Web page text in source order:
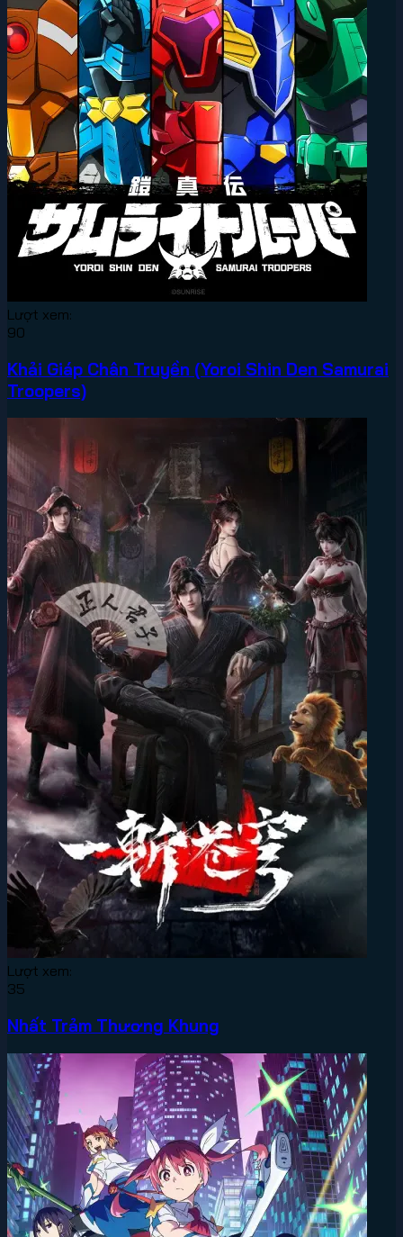
Lượt xem:
90
Khải Giáp Chân Truyền (Yoroi Shin Den Samurai
Troopers)
Lượt xem:
35
Nhất Trảm Thương Khung